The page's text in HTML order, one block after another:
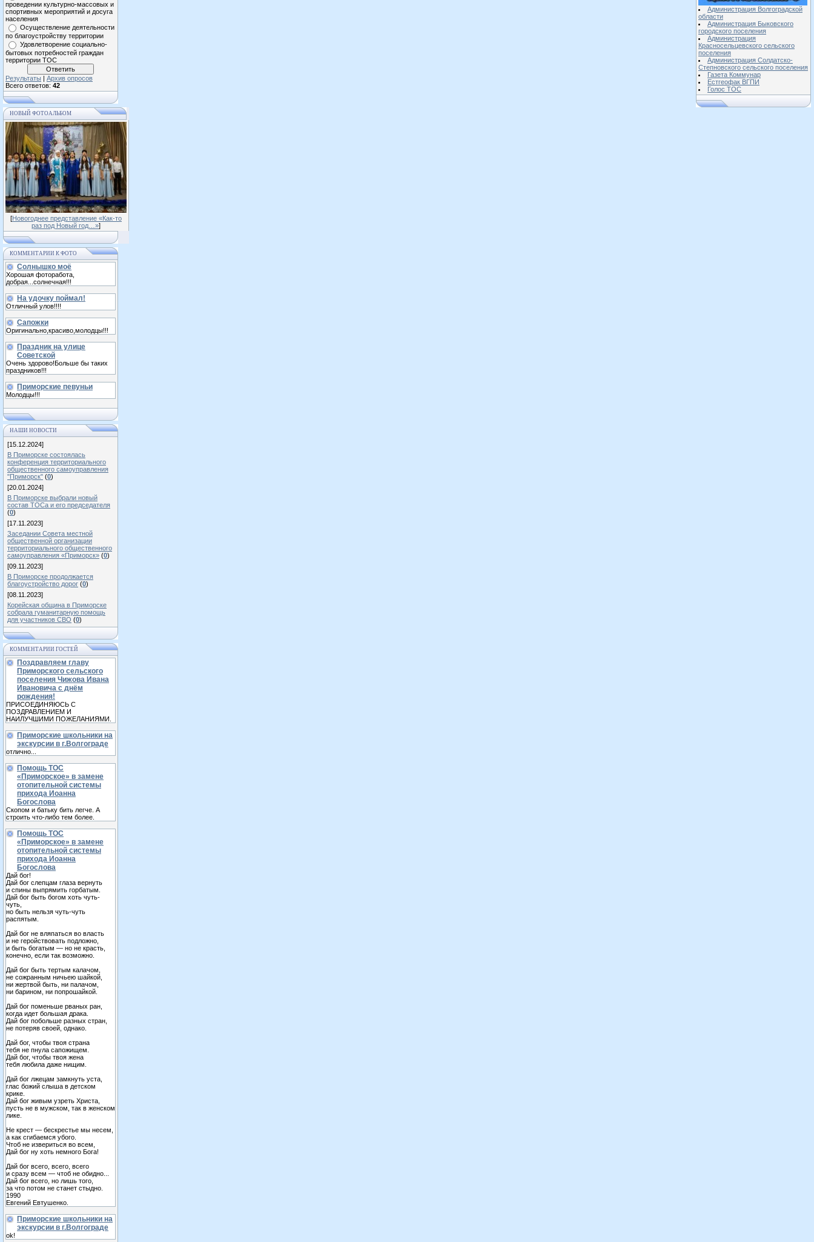
проведении культурно-массовых и
спортивных мероприятий и досуга
населения
Осуществление деятельности
по благоустройству территории
Удовлетворение социально-
бытовых потребностей граждан
территории ТОС
Результаты | Архив опросов
Всего ответов: 42
НОВЫЙ ФОТОАЛЬБОМ
[Новогоднее представление «Как-то
раз под Новый год…»]
КОММЕНТАРИИ К ФОТО
Солнышко моё
Хорошая фоторабота,
добрая...солнечная!!!
На удочку поймал!
Отличный улов!!!!
Сапожки
Оригинально,красиво,молодцы!!!
Праздник на улице
Советской
Очень здорово!Больше бы таких
праздников!!!
Приморские певуньи
Молодцы!!!
НАШИ НОВОСТИ
[15.12.2024]
В Приморске состоялась
конференция территориального
общественного самоуправления
"Приморск" (0)
[20.01.2024]
В Приморске выбрали новый
состав ТОСа и его председателя
(0)
[17.11.2023]
Заседании Совета местной
общественной организации
территориального общественного
самоуправления «Приморск» (0)
[09.11.2023]
В Приморске продолжается
благоустройство дорог (0)
[08.11.2023]
Корейская община в Приморске
собрала гуманитарную помощь
для участников СВО (0)
КОММЕНТАРИИ ГОСТЕЙ
Поздравляем главу
Приморского сельского
поселения Чижова Ивана
Ивановича с днём
рождения!
ПРИСОЕДИНЯЮСЬ С
ПОЗДРАВЛЕНИЕМ И
НАИЛУЧШИМИ ПОЖЕЛАНИЯМИ.
Приморские школьники на
экскурсии в г.Волгограде
отлично...
Помощь ТОС
«Приморское» в замене
отопительной системы
прихода Иоанна
Богослова
Скопом и батьку бить легче. А
строить что-либо тем более.
Помощь ТОС
«Приморское» в замене
отопительной системы
прихода Иоанна
Богослова
Дай бог!
Дай бог слепцам глаза вернуть
и спины выпрямить горбатым.
Дай бог быть богом хоть чуть-
чуть,
но быть нельзя чуть-чуть
распятым.
Дай бог не вляпаться во власть
и не геройствовать подложно,
и быть богатым — но не красть,
конечно, если так возможно.
Дай бог быть тертым калачом,
не сожранным ничьею шайкой,
ни жертвой быть, ни палачом,
ни барином, ни попрошайкой.
Дай бог поменьше рваных ран,
когда идет большая драка.
Дай бог побольше разных стран,
не потеряв своей, однако.
Дай бог, чтобы твоя страна
тебя не пнула сапожищем.
Дай бог, чтобы твоя жена
тебя любила даже нищим.
Дай бог лжецам замкнуть уста,
глас божий слыша в детском
крике.
Дай бог живым узреть Христа,
пусть не в мужском, так в женском
лике.
Не крест — бескрестье мы несем,
а как сгибаемся убого.
Чтоб не извериться во всем,
Дай бог ну хоть немного Бога!
Дай бог всего, всего, всего
и сразу всем — чтоб не обидно...
Дай бог всего, но лишь того,
за что потом не станет стыдно.
1990
Евгений Евтушенко.
Приморские школьники на
экскурсии в г.Волгограде
ok!
Администрация Волгоградской
области
Администрация Быковского
городского поселения
Администрация
Красносельцевского сельского
поселения
Администрация Солдатско-
Степновского сельского поселения
Газета Коммунар
Естгеофак ВГПИ
Голос ТОС